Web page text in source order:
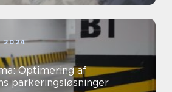
2024
Optimering af
parkeringsløsninger